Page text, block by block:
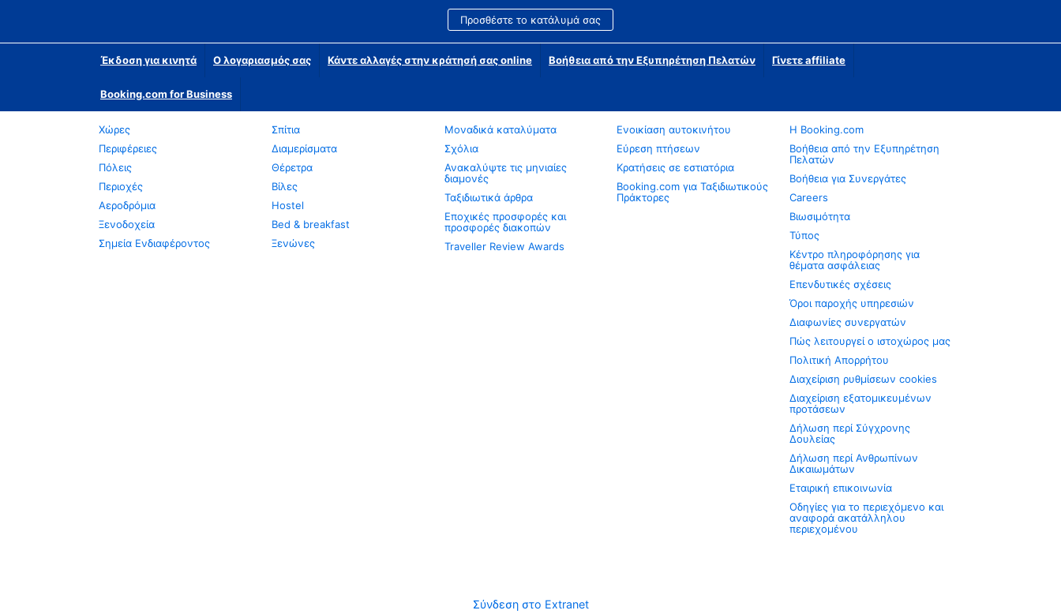
Προσθέστε το κατάλυμά σας
Έκδοση για κινητά Ο λογαριασμός σας Κάντε αλλαγές στην κράτησή σας online Βοήθεια από την Εξυπηρέτηση Πελατών Γίνετε affiliate
Booking.com for Business
Χώρες
Περιφέρειες
Πόλεις
Περιοχές
Αεροδρόμια
Ξενοδοχεία
Σημεία Ενδιαφέροντος
Σπίτια
Διαμερίσματα
Θέρετρα
Βίλες
Hostel
Bed & breakfast
Ξενώνες
Μοναδικά καταλύματα
Σχόλια
Ανακαλύψτε τις μηνιαίες
διαμονές
Ταξιδιωτικά άρθρα
Εποχικές προσφορές και
προσφορές διακοπών
Traveller Review Awards
Ενοικίαση αυτοκινήτου
Εύρεση πτήσεων
Κρατήσεις σε εστιατόρια
Booking.com για Ταξιδιωτικούς
Πράκτορες
Η Booking.com
Βοήθεια από την Εξυπηρέτηση
Πελατών
Βοήθεια για Συνεργάτες
Careers
Βιωσιμότητα
Τύπος
Κέντρο πληροφόρησης για
θέματα ασφάλειας
Επενδυτικές σχέσεις
Όροι παροχής υπηρεσιών
Διαφωνίες συνεργατών
Πώς λειτουργεί ο ιστοχώρος μας
Πολιτική Απορρήτου
Διαχείριση ρυθμίσεων cookies
Διαχείριση εξατομικευμένων
προτάσεων
Δήλωση περί Σύγχρονης
Δουλείας
Δήλωση περί Ανθρωπίνων
Δικαιωμάτων
Εταιρική επικοινωνία
Οδηγίες για το περιεχόμενο και
αναφορά ακατάλληλου
περιεχομένου
Σύνδεση στο Extranet